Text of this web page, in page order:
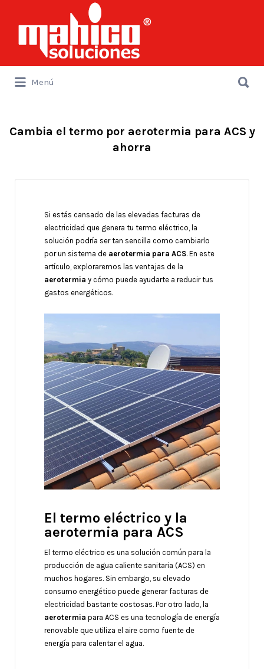
por:
Menú
por:
Cambia el termo por aerotermia para ACS y
ahorra
Si estás cansado de las elevadas facturas de
electricidad que genera tu termo eléctrico, la
solución podría ser tan sencilla como cambiarlo
por un sistema de aerotermia para ACS. En este
artículo, exploraremos las ventajas de la
aerotermia y cómo puede ayudarte a reducir tus
gastos energéticos.
El termo eléctrico y la
aerotermia para ACS
El termo eléctrico es una solución común para la
producción de agua caliente sanitaria (ACS) en
muchos hogares. Sin embargo, su elevado
consumo energético puede generar facturas de
electricidad bastante costosas. Por otro lado, la
aerotermia para ACS es una tecnología de energía
renovable que utiliza el aire como fuente de
energía para calentar el agua.